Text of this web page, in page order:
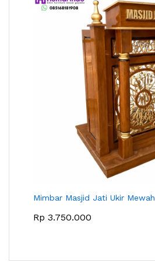
Mimbar Masjid Jati Ukir Mewah
Rp 3.750.000